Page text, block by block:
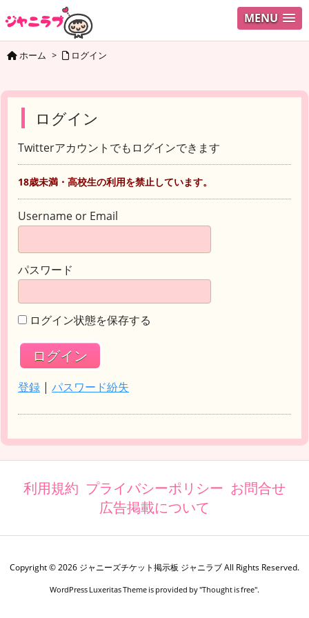
MENU
ホーム > ログイン
ログイン
Twitterアカウントでもログインできます
18歳未満・高校生の利用を禁止しています。
Username or Email
パスワード
ログイン状態を保存する
登録 | パスワード紛失
利用規約 プライバシーポリシー お問合せ
広告掲載について
Copyright ©2026 ジャニーズチケット掲示板 ジャニラブAll Rights Reserved.
WordPress Luxeritas Theme is provided by "Thought is free".